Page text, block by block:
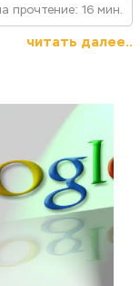
прочтение: 16 мин.
читать далее..